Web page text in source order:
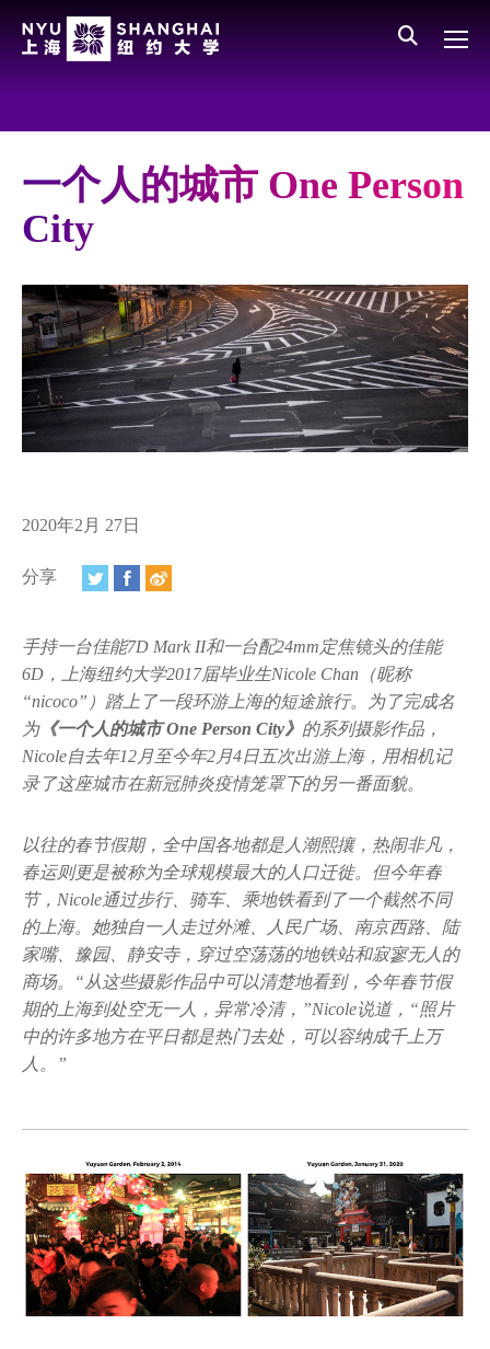
All NYU
学校领导
师资队伍
新闻与媒体报道
人物
聚焦
新闻简报
上海纽约大学汇刊
活动纵览
学生说
校园内外
联系方式
支持我们
一个人的城市 One Person
City
2020年2月 27日
分享
手持一台佳能7D Mark II和一台配24mm定焦镜头的佳能
6D，上海纽约大学2017届毕业生Nicole Chan（昵称
“nicoco”）踏上了一段环游上海的短途旅行。为了完成名
为《一个人的城市 One Person City》 的系列摄影作品，
Nicole自去年12月至今年2月4日五次出游上海，用相机记
录了这座城市在新冠肺炎疫情笼罩下的另一番面貌。
以往的春节假期，全中国各地都是人潮熙攘，热闹非凡，
春运则更是被称为全球规模最大的人口迁徙。但今年春
节，Nicole通过步行、骑车、乘地铁看到了一个截然不同
的上海。她独自一人走过外滩、人民广场、南京西路、陆
家嘴、豫园、静安寺，穿过空荡荡的地铁站和寂寥无人的
商场。“从这些摄影作品中可以清楚地看到，今年春节假
期的上海到处空无一人，异常冷清，”Nicole说道，“照片
中的许多地方在平日都是热门去处，可以容纳成千上万
人。”